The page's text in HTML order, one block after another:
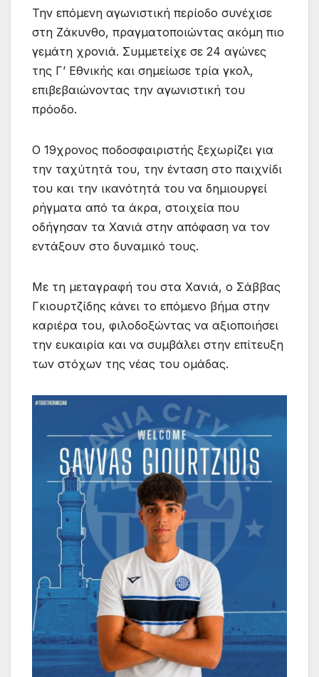
Την επόμενη αγωνιστική περίοδο συνέχισε
στη Ζάκυνθο, πραγματοποιώντας ακόμη πιο
γεμάτη χρονιά. Συμμετείχε σε 24 αγώνες
της Γ’ Εθνικής και σημείωσε τρία γκολ,
επιβεβαιώνοντας την αγωνιστική του
πρόοδο.
Ο 19χρονος ποδοσφαιριστής ξεχωρίζει για
την ταχύτητά του, την ένταση στο παιχνίδι
του και την ικανότητά του να δημιουργεί
ρήγματα από τα άκρα, στοιχεία που
οδήγησαν τα Χανιά στην απόφαση να τον
εντάξουν στο δυναμικό τους.
Με τη μεταγραφή του στα Χανιά, ο Σάββας
Γκιουρτζίδης κάνει το επόμενο βήμα στην
καριέρα του, φιλοδοξώντας να αξιοποιήσει
την ευκαιρία και να συμβάλει στην επίτευξη
των στόχων της νέας του ομάδας.